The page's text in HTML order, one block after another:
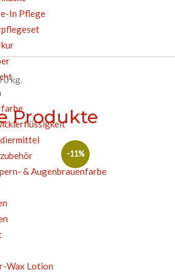
In Pflege
& Augenbrauenfarbe
Wax Lotion
kg.
Produkte
-11%